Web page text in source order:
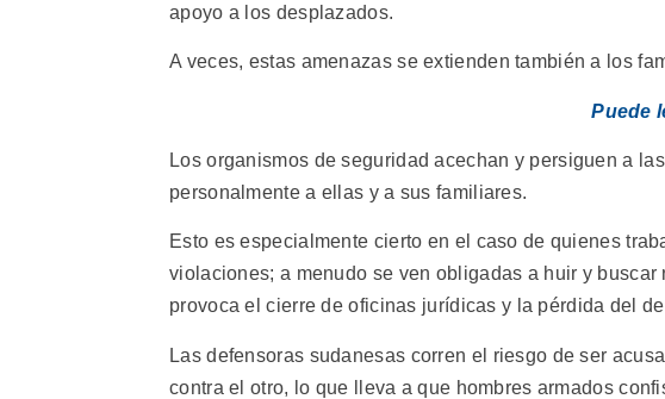
apoyo a los desplazados.
A veces, estas amenazas se extienden también a los
Puede
Los organismos de seguridad acechan y persiguen a
personalmente a ellas y a sus familiares.
Esto es especialmente cierto en el caso de quienes
violaciones; a menudo se ven obligadas a huir y
provoca el cierre de oficinas jurídicas y la pérdida del
Las defensoras sudanesas corren el riesgo de ser
contra el otro, lo que lleva a que hombres armados